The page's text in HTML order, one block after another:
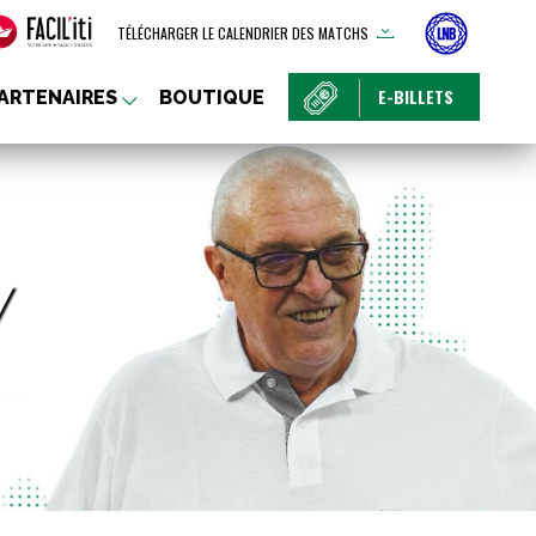
TÉLÉCHARGER LE CALENDRIER DES MATCHS
E-BILLETS
BOUTIQUE